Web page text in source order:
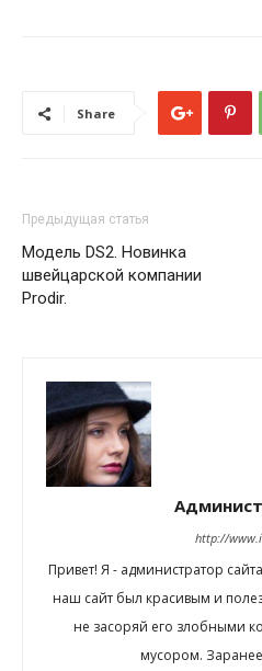
Share
Предыдущая статья
Модель DS2. Новинка
швейцарской компании
Prodir.
http://
Привет! Я - администратор
наш сайт был красивым и
не засоряй его злобными
мусором.